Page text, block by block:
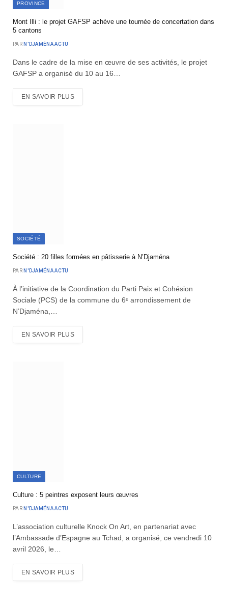
PROVINCE
Mont Illi : le projet GAFSP achève une tournée de concertation dans
5 cantons
PAR N'DJAMÉNA ACTU
Dans le cadre de la mise en œuvre de ses activités, le projet
GAFSP a organisé du 10 au 16…
EN SAVOIR PLUS
SOCIÉTÉ
Société : 20 filles formées en pâtisserie à N’Djaména
PAR N'DJAMÉNA ACTU
À l’initiative de la Coordination du Parti Paix et Cohésion
Sociale (PCS) de la commune du 6ᵉ arrondissement de
N’Djaména,…
EN SAVOIR PLUS
CULTURE
Culture : 5 peintres exposent leurs œuvres
PAR N'DJAMÉNA ACTU
L’association culturelle Knock On Art, en partenariat avec
l’Ambassade d’Espagne au Tchad, a organisé, ce vendredi 10
avril 2026, le…
EN SAVOIR PLUS